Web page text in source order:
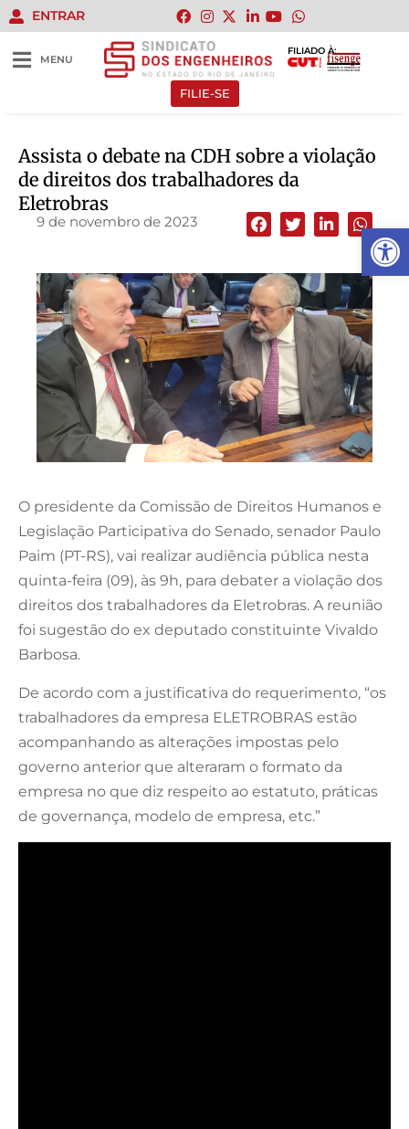
Abrir
ENTRAR
MENU
FILIADO À:
FILIE-SE
Assista o debate na CDH sobre a violação
de direitos dos trabalhadores da
Eletrobras
9 de novembro de 2023
O presidente da Comissão de Direitos Humanos e
Legislação Participativa do Senado, senador Paulo
Paim (PT-RS), vai realizar audiência pública nesta
quinta-feira (09), às 9h, para debater a violação dos
direitos dos trabalhadores da Eletrobras. A reunião
foi sugestão do ex deputado constituinte Vivaldo
Barbosa.
De acordo com a justificativa do requerimento, “os
trabalhadores da empresa ELETROBRAS estão
acompanhando as alterações impostas pelo
governo anterior que alteraram o formato da
empresa no que diz respeito ao estatuto, práticas
de governança, modelo de empresa, etc.”